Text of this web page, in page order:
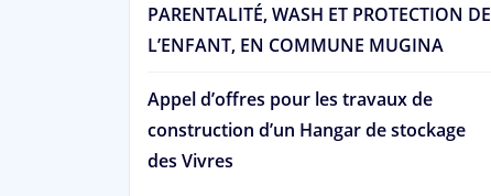
PARENTALITÉ, WASH ET PROTECTION DE
L’ENFANT, EN COMMUNE MUGINA
Appel d’offres pour les travaux de
construction d’un Hangar de stockage
des Vivres